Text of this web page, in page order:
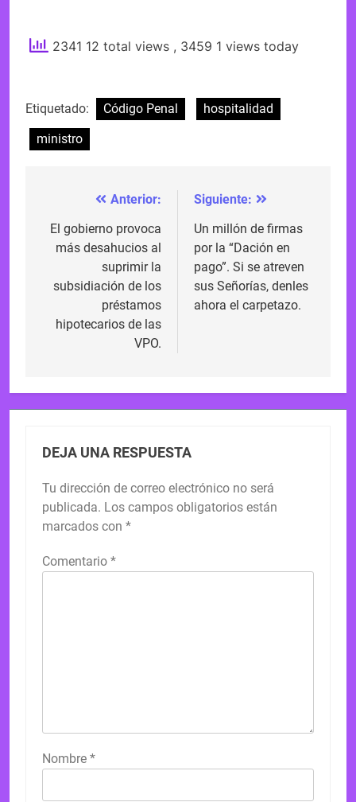
2341 12 total views , 3459 1 views today
Etiquetado: Código Penal
hospitalidad
ministro
Navegación
de
entradas
Anterior:
El gobierno provoca
más desahucios al
suprimir la
subsidiación de los
préstamos
hipotecarios de las
VPO.
Siguiente:
Un millón de firmas
por la “Dación en
pago”. Si se atreven
sus Señorías, denles
ahora el carpetazo.
DEJA UNA RESPUESTA
Tu dirección de correo electrónico no será
publicada. Los campos obligatorios están
marcados con *
Comentario *
Nombre *